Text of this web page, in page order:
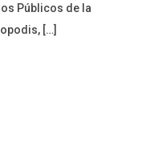
Públicos de la
[…]